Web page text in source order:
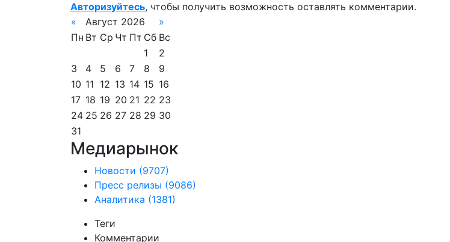
Авторизуйтесь, чтобы получить возможность оставлять комментарии.
«
Август 2026
»
Пн Вт Ср Чт Пт Сб Вс
1
2
3
4 5 6 7 8
9
10 11 12 13 14 15 16
17 18 19 20 21 22 23
24 25 26 27 28 29 30
31
Медиарынок
Новости (9707)
Пресс релизы (9086)
Аналитика (1381)
Теги
Комментарии